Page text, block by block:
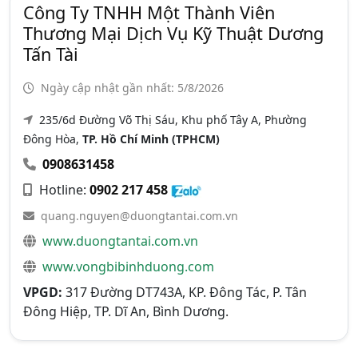
Công Ty TNHH Một Thành Viên
Thương Mại Dịch Vụ Kỹ Thuật Dương
Tấn Tài
Ngày cập nhật gần nhất: 5/8/2026
235/6d Đường Võ Thị Sáu, Khu phố Tây A, Phường
Đông Hòa, TP. Hồ Chí Minh (TPHCM)
0908631458
Hotline: 0902 217 458
quang.nguyen@duongtantai.com.vn
www.duongtantai.com.vn
www.vongbibinhduong.com
VPGD: 317 Đường DT743A, KP. Đông Tác, P. Tân
Đông Hiệp, TP. Dĩ An, Bình Dương.